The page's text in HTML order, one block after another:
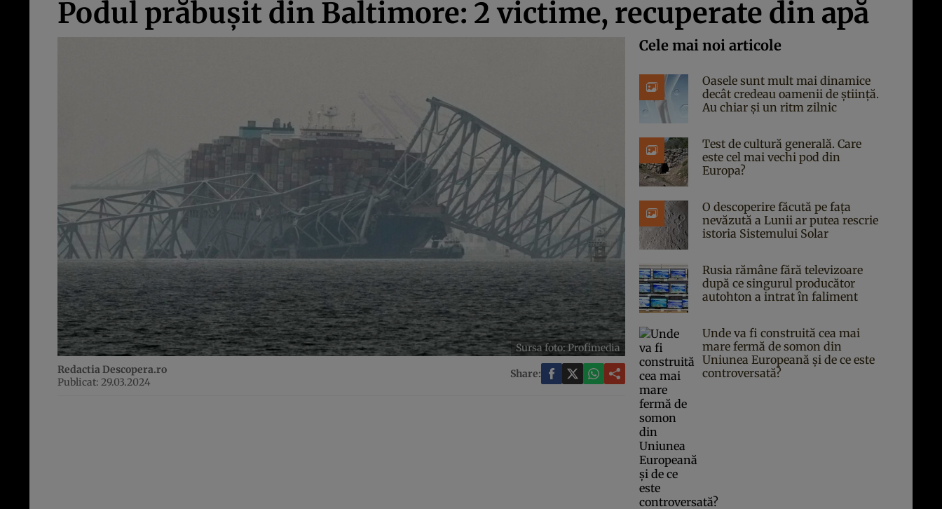
Podul prăbușit din Baltimore: 2 victime, recuperate din apă
Sursa foto: Profimedia
Redactia Descopera.ro
Publicat: 29.03.2024
Share:
Cele mai noi articole
Oasele sunt mult mai dinamice
decât credeau oamenii de știință.
Au chiar și un ritm zilnic
Test de cultură generală. Care
este cel mai vechi pod din
Europa?
O descoperire făcută pe fața
nevăzută a Lunii ar putea rescrie
istoria Sistemului Solar
Rusia rămâne fără televizoare
după ce singurul producător
autohton a intrat în faliment
Unde va fi construită cea mai
mare fermă de somon din
Uniunea Europeană și de ce este
controversată?